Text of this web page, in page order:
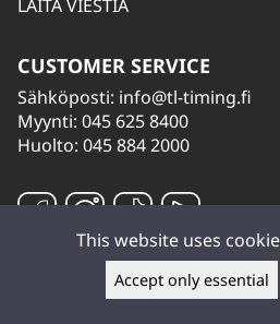
LAITA VIESTIÄ
CUSTOMER SERVICE
Sähköposti: info@tl-timing.fi
Myynti: 045 625 8400
Huolto: 045 884 2000
This website uses
Accept only essential